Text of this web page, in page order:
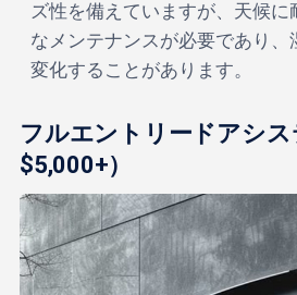
ズ性を備えていますが、天候に
なメンテナンスが必要であり
変化することがあります。
フルエントリードアシ
$5,000+）